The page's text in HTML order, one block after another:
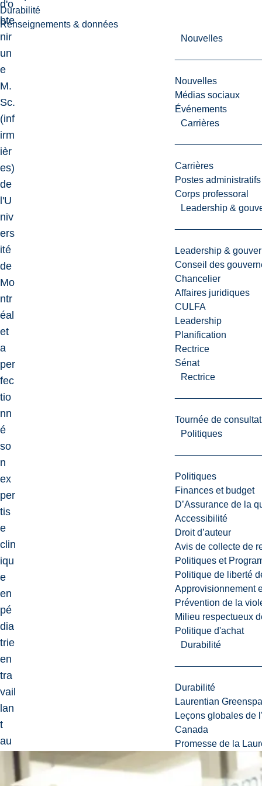
Durabilité
Renseignements & données
Nouvelles
Nouvelles
Médias sociaux
Événements
Carrières
Carrières
Postes
Corps professoral
Leadership &
Leadership &
Conseil des
Chancelier
Affaires juridiques
CULFA
Leadership
Planification
Rectrice
Sénat
Rectrice
Tournée de
Politiques
Politiques
Finances et budget
D’Assurance de la
Accessibilité
Droit d’auteur
Avis de collecte de
Politiques et
Politique de liberté
Approvisionnement
Prévention de la
Milieu respectueux
Politique d'achat
Durabilité
Durabilité
Laurentian
Leçons globales de
Canada
Promesse de la
d'o
bte
nir
un
e
M.
Sc.
(inf
irm
ièr
es)
de
l'U
niv
ers
ité
de
Mo
ntr
éal
et
a
per
fec
tio
nn
é
so
n
ex
per
tis
e
clin
iqu
e
en
pé
dia
trie
en
tra
vail
lan
t
au
Ce